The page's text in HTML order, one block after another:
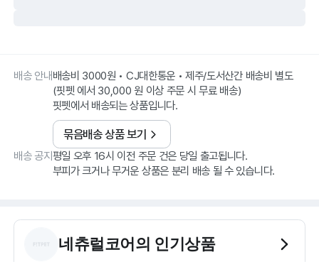
배송 안내배송비 3000원 • CJ대한통운 • 제주/도서산간 배송비 별도
(핏펫 에서 30,000 원 이상 주문 시 무료 배송)
핏펫에서 배송되는 상품입니다.
묶음배송 상품 보기
배송 공지평일 오후 16시 이전 주문 건은 당일 출고됩니다.
부피가 크거나 무거운 상품은 분리 배송 될 수 있습니다.
네츄럴코어 의 인기상품